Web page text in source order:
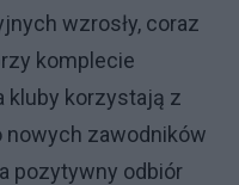
wzrosły, coraz
komplecie
kluby korzystają z
nowych zawodników
pozytywny odbiór